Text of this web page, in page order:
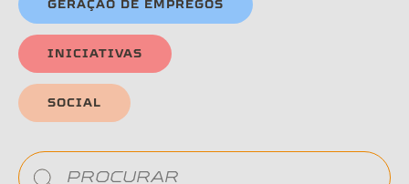
GERAÇÃO DE EMPREGOS
INICIATIVAS
SOCIAL